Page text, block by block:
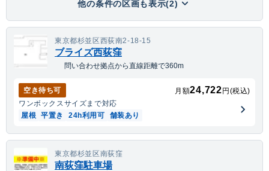
他の条件の区画も表示(2)
東京都杉並区西荻南2-18-15
ブライズ西荻窪
問い合わせ拠点から直線距離で360m
空き待ち可 月額24,722 円(税込)
ワンボックスサイズまで対応
屋根 平置き 24h利用可 舗装あり
東京都杉並区南荻窪
南荻窪駐車場